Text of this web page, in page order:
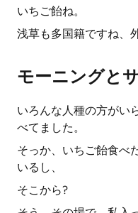
いちご飴ね。
浅草も多国籍ですね、
モーニングと
いろんな人種の方がい
べてました。
そっか、いちご飴食べ
いるし、
そこから?